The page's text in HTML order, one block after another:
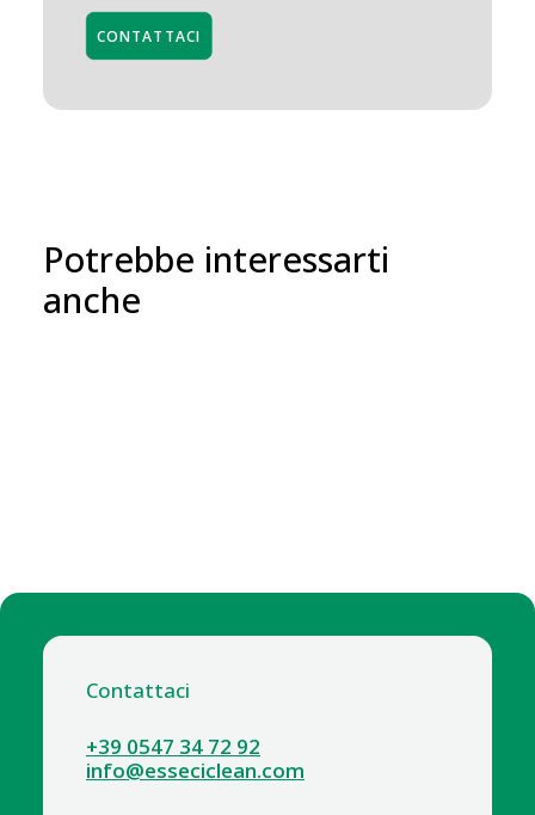
CONTATTACI
Potrebbe interessarti
anche
Contattaci
+39 0547 34 72 92
info@esseciclean.com